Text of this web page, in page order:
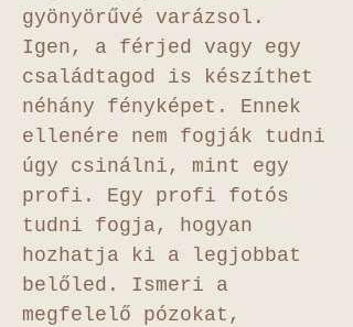
gyönyörűvé varázsol.
Igen, a férjed vagy egy
családtagod is készíthet
néhány fényképet. Ennek
ellenére nem fogják tudni
úgy csinálni, mint egy
profi. Egy profi fotós
tudni fogja, hogyan
hozhatja ki a legjobbat
belőled. Ismeri a
megfelelő pózokat,